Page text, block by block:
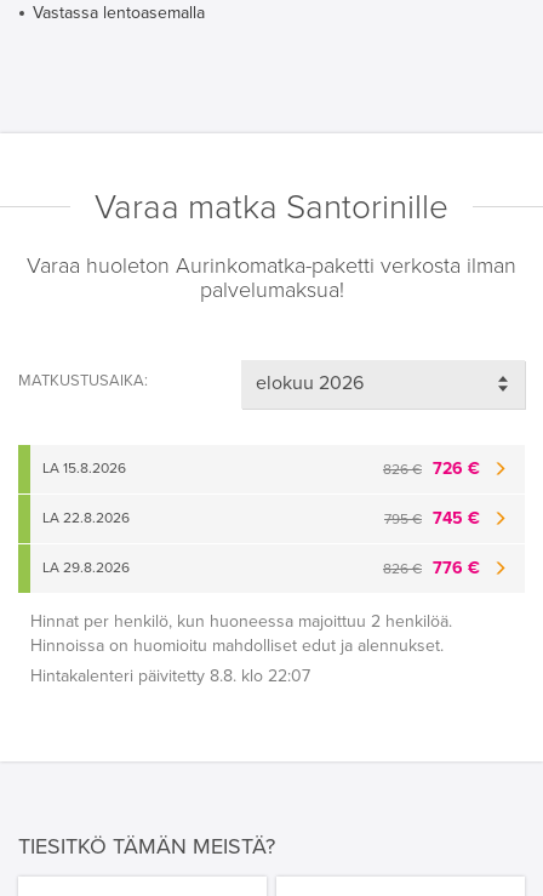
Vastassa lentoasemalla
Varaa matka Santorinille
Varaa huoleton Aurinkomatka-paketti verkosta ilman
palvelumaksua!
MATKUSTUSAIKA:
826 € 726 €
LA 15.8.2026
795 € 745 €
LA 22.8.2026
826 € 776 €
LA 29.8.2026
Hinnat per henkilö, kun huoneessa majoittuu 2 henkilöä.
Hinnoissa on huomioitu mahdolliset edut ja alennukset.
Hintakalenteri päivitetty 8.8. klo 22:07
TIESITKÖ TÄMÄN MEISTÄ?